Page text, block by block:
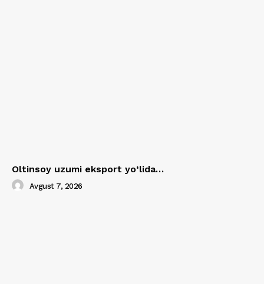
Oltinsoy uzumi eksport yo‘lida…
Avgust 7, 2026